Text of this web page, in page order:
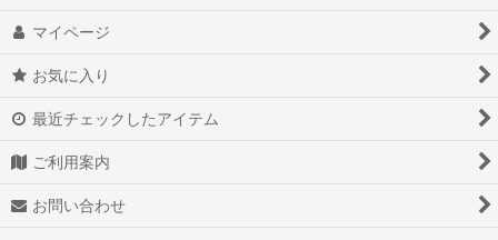
マイページ
お気に入り
最近チェックしたアイテム
ご利用案内
お問い合わせ